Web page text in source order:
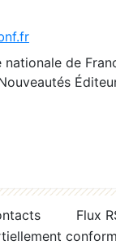
nationale de
Flux